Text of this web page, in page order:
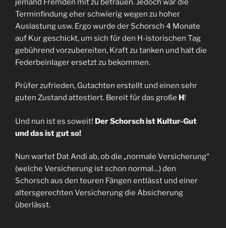
jemand Fremden mit zu betrauen. Jedoch war die
Terminfindung eher schwierig wegen zu hoher
Auslastung usw. Ergo wurde der Schorsch 4 Monate
auf Kur geschickt, um sich für den H-istorischen Tag
gebührend vorzubereiten, Kraft zu tanken und halt die
Federbeinlager ersetzt zu bekommen.
Prüfer zufrieden, Gutachten erstellt und einen sehr
guten Zustand attestiert. Bereit für das große H !
Und nun ist es soweit! Der Schorsch ist Kultur-Gut
und das ist gut so!
Nun wartet Dat Andi ab, ob die „normale Versicherung“
(welche Versicherung ist schon normal…) den
Schorsch aus den teuren Fängen entlässt und einer
altersgerechten Versicherung die Absicherung
überlässt.